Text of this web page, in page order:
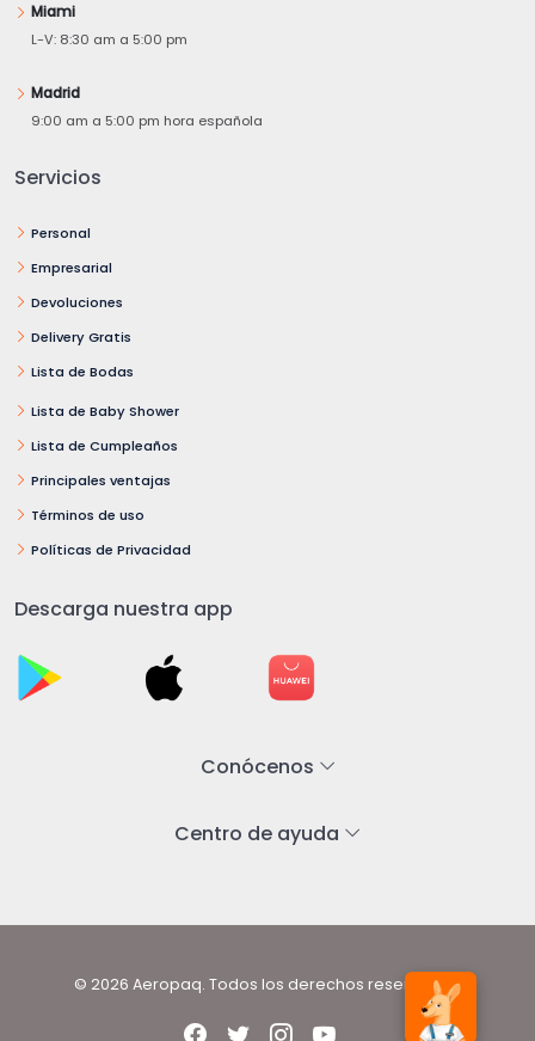
Miami
L-V: 8:30 am a 5:00 pm
Madrid
9:00 am a 5:00 pm hora española
Servicios
Personal
Empresarial
Devoluciones
Delivery Gratis
Lista de Bodas
Lista de Baby Shower
Lista de Cumpleaños
Principales ventajas
Términos de uso
Políticas de Privacidad
Descarga nuestra app
Conócenos
Centro de ayuda
© 2026 Aeropaq. Todos los derechos reservados.